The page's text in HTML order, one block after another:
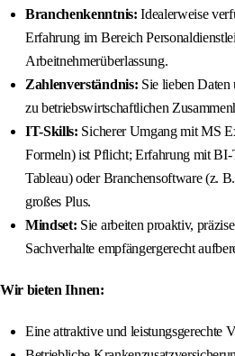
Branchenkenntnis: Idealerweise
Erfahrung im Bereich
Arbeitnehmerüberlassung.
Zahlenverständnis: Sie lieben
zu betriebswirtschaftlichen
IT-Skills: Sicherer Umgang mit MS
Formeln) ist Pflicht; Erfahrung mit
Tableau) oder Branchensoftware (z.
großes Plus.
Mindset: Sie arbeiten proaktiv,
Sachverhalte empfängergerecht
Wir bieten Ihnen:
Eine attraktive und leistungsgerechte